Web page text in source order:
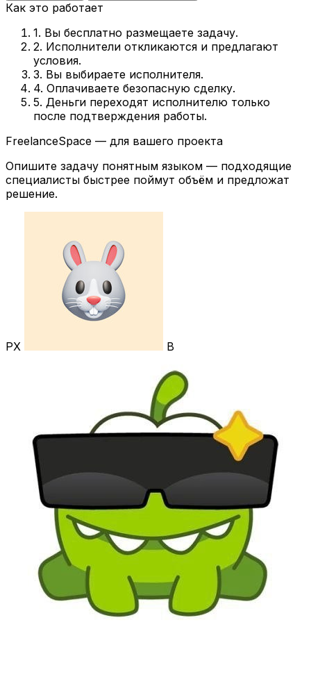
Как это работает
1. Вы бесплатно размещаете задачу.
2. Исполнители откликаются и предлагают
условия.
3. Вы выбираете исполнителя.
4. Оплачиваете безопасную сделку.
5. Деньги переходят исполнителю только
после подтверждения работы.
FreelanceSpace — для вашего проекта
Опишите задачу понятным языком — подходящие
специалисты быстрее поймут объём и предложат
решение.
РХ В